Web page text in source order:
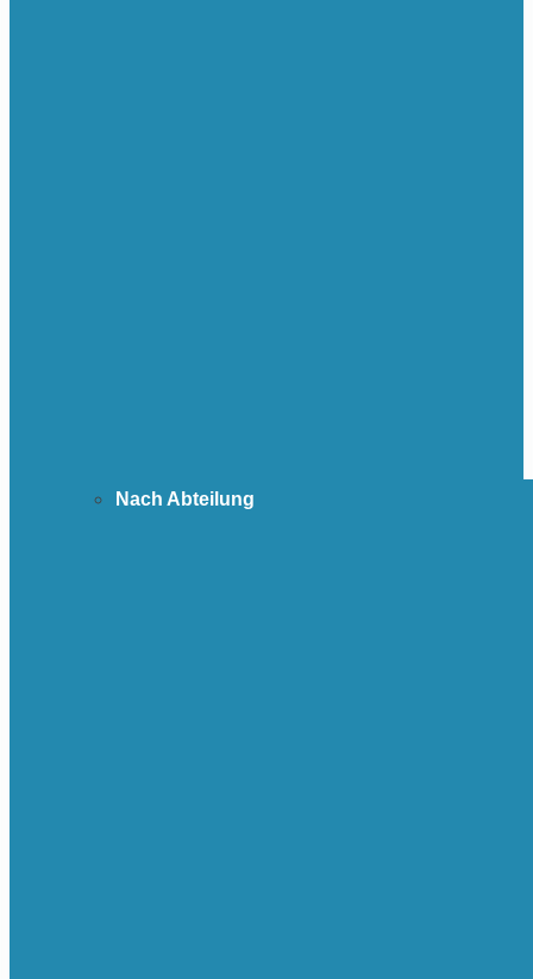
Nach Abteilung